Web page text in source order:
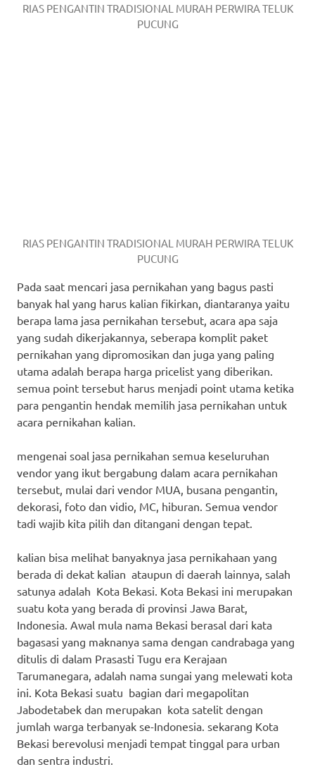
RIAS PENGANTIN TRADISIONAL MURAH PERWIRA TELUK
PUCUNG
RIAS PENGANTIN TRADISIONAL MURAH PERWIRA TELUK
PUCUNG
Pada saat mencari jasa pernikahan yang bagus pasti
banyak hal yang harus kalian fikirkan, diantaranya yaitu
berapa lama jasa pernikahan tersebut, acara apa saja
yang sudah dikerjakannya, seberapa komplit paket
pernikahan yang dipromosikan dan juga yang paling
utama adalah berapa harga pricelist yang diberikan.
semua point tersebut harus menjadi point utama ketika
para pengantin hendak memilih jasa pernikahan untuk
acara pernikahan kalian.
mengenai soal jasa pernikahan semua keseluruhan
vendor yang ikut bergabung dalam acara pernikahan
tersebut, mulai dari vendor MUA, busana pengantin,
dekorasi, foto dan vidio, MC, hiburan. Semua vendor
tadi wajib kita pilih dan ditangani dengan tepat.
kalian bisa melihat banyaknya jasa pernikahaan yang
berada di dekat kalian ataupun di daerah lainnya, salah
satunya adalah Kota Bekasi. Kota Bekasi ini merupakan
suatu kota yang berada di provinsi Jawa Barat,
Indonesia. Awal mula nama Bekasi berasal dari kata
bagasasi yang maknanya sama dengan candrabaga yang
ditulis di dalam Prasasti Tugu era Kerajaan
Tarumanegara, adalah nama sungai yang melewati kota
ini. Kota Bekasi suatu bagian dari megapolitan
Jabodetabek dan merupakan kota satelit dengan
jumlah warga terbanyak se-Indonesia. sekarang Kota
Bekasi berevolusi menjadi tempat tinggal para urban
dan sentra industri.